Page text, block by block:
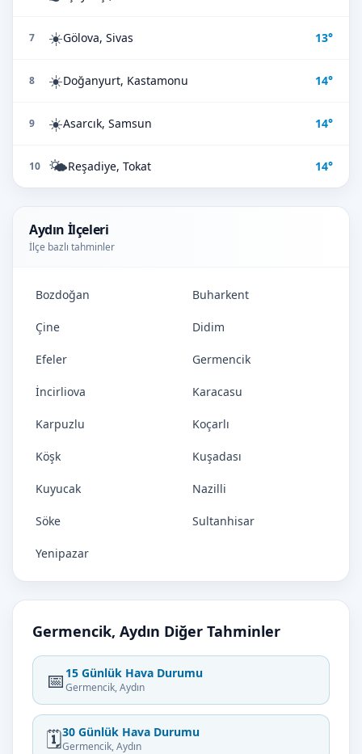
7 ☀️Gölova, Sivas 13°
8 ☀️Doğanyurt, Kastamonu 14°
9 ☀️Asarcık, Samsun 14°
10 🌤️Reşadiye, Tokat 14°
Aydın İlçeleri
İlçe bazlı tahminler
Bozdoğan Buharkent
Çine Didim
Efeler Germencik
İncirliova Karacasu
Karpuzlu Koçarlı
Köşk Kuşadası
Kuyucak Nazilli
Söke Sultanhisar
Yenipazar
Germencik, Aydın Diğer Tahminler
📅 15 Günlük Hava Durumu
Germencik, Aydın
🗓️30 Günlük Hava Durumu
Germencik, Aydın